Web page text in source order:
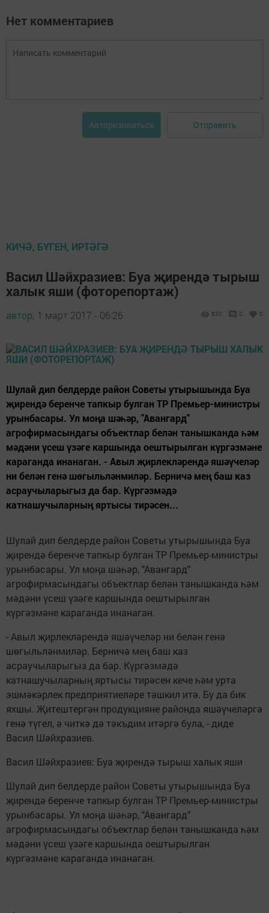
Нет комментариев
Авторизоваться Отправить
КИЧӘ, БҮГЕН, ИРТӘГӘ
Васил Шәйхразиев: Буа җирендә тырыш
халык яши (фоторепортаж)
автор, 1 март 2017 - 06:26 830 0 0
Шулай дип белдерде район Советы утырышында Буа
җирендә беренче тапкыр булган ТР Премьер-министры
урынбасары. Ул моңа шәһәр, "Авангард"
агрофирмасындагы объектлар белән танышканда һәм
мәдәни үсеш үзәге каршында оештырылган күргәзмәне
караганда инанаган. - Авыл җирлекләрендә яшәүчеләр
ни белән генә шөгыльләнмиләр. Берничә мең баш каз
асраучыларыгыз да бар. Күргәзмәдә
катнашучыларның яртысы тирәсен...
Шулай дип белдерде район Советы утырышында Буа
җирендә беренче тапкыр булган ТР Премьер-министры
урынбасары. Ул моңа шәһәр, "Авангард"
агрофирмасындагы объектлар белән танышканда һәм
мәдәни үсеш үзәге каршында оештырылган
күргәзмәне караганда инанаган.
- Авыл җирлекләрендә яшәүчеләр ни белән генә
шөгыльләнмиләр. Берничә мең баш каз
асраучыларыгыз да бар. Күргәзмәдә
катнашучыларның яртысы тирәсен кече һәм урта
эшмәкәрлек предприятиеләре тәшкил итә. Бу да бик
яхшы. Җитештергән продукцияне районда яшәүчеләргә
генә түгел, ә читкә дә тәкъдим итәргә була, - диде
Васил Шәйхразиев.
Васил Шәйхразиев: Буа җирендә тырыш халык яши
Шулай дип белдерде район Советы утырышында Буа
җирендә беренче тапкыр булган ТР Премьер-министры
урынбасары. Ул моңа шәһәр, "Авангард"
агрофирмасындагы объектлар белән танышканда һәм
мәдәни үсеш үзәге каршында оештырылган
күргәзмәне караганда инанаган.